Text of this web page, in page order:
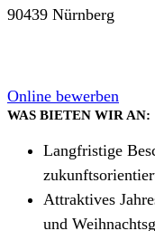
90439 Nürnberg
Online bewerben
WAS BIETEN WIR AN:
Langfristige
Attraktives
und